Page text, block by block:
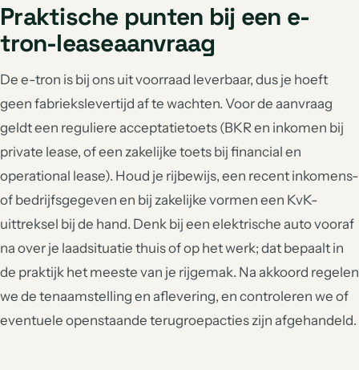
Praktische punten bij een e-
tron-leaseaanvraag
De e-tron is bij ons uit voorraad leverbaar, dus je hoeft
geen fabriekslevertijd af te wachten. Voor de aanvraag
geldt een reguliere acceptatietoets (BKR en inkomen bij
private lease, of een zakelijke toets bij financial en
operational lease). Houd je rijbewijs, een recent inkomens-
of bedrijfsgegeven en bij zakelijke vormen een KvK-
uittreksel bij de hand. Denk bij een elektrische auto vooraf
na over je laadsituatie thuis of op het werk; dat bepaalt in
de praktijk het meeste van je rijgemak. Na akkoord regelen
we de tenaamstelling en aflevering, en controleren we of
eventuele openstaande terugroepacties zijn afgehandeld.